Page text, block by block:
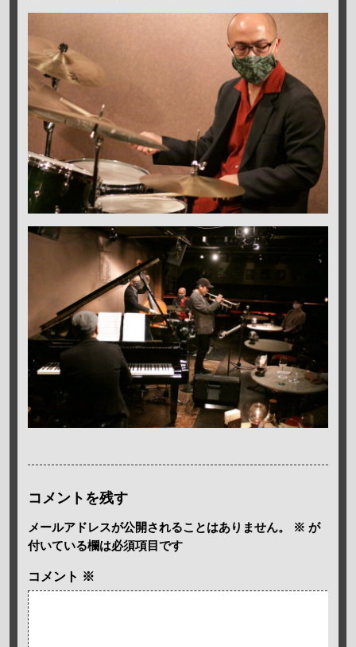
コメントを残す
メールアドレスが公開されることはありません。 ※ が
付いている欄は必須項目です
コメント ※